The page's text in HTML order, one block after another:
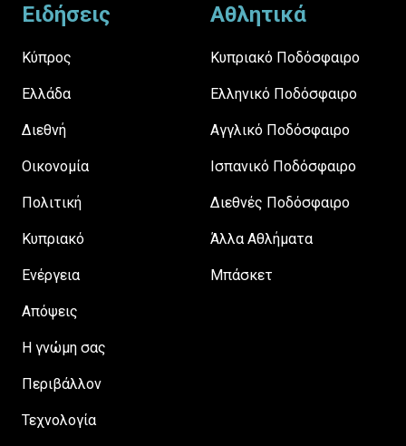
Ειδήσεις
Κύπρος
Ελλάδα
Διεθνή
Οικονομία
Πολιτική
Κυπριακό
Ενέργεια
Απόψεις
H γνώμη σας
Περιβάλλον
Τεχνολογία
Αθλητικά
Κυπριακό Ποδόσφαιρο
Ελληνικό Ποδόσφαιρο
Αγγλικό Ποδόσφαιρο
Ισπανικό Ποδόσφαιρο
Διεθνές Ποδόσφαιρο
Άλλα Αθλήματα
Μπάσκετ